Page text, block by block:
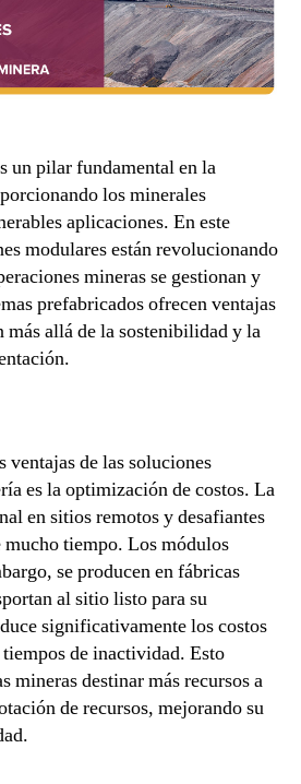
un pilar fundamental en la
los minerales
aplicaciones. En este
modulares están revolucionando
mineras se gestionan y
prefabricados ofrecen ventajas
allá de la sostenibilidad y la
ventajas de las soluciones
es la optimización de costos. La
en sitios remotos y desafiantes
mucho tiempo. Los módulos
se producen en fábricas
al sitio listo para su
significativamente los costos
de inactividad. Esto
mineras destinar más recursos a
de recursos, mejorando su